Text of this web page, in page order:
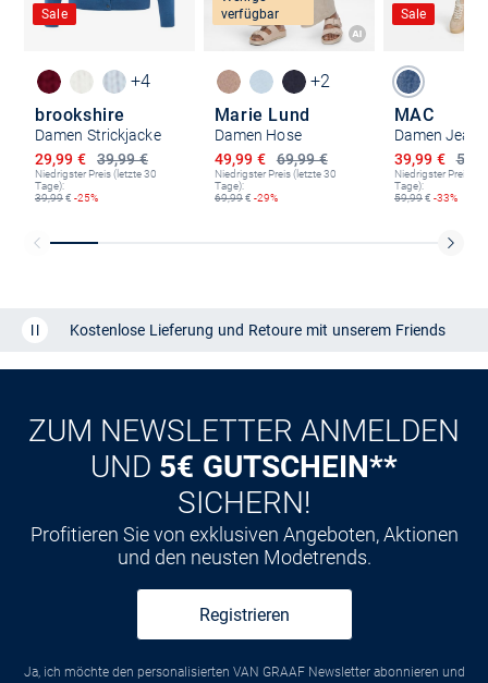
Sale
+4
brookshire
Damen Strickjacke
39,99 €
Ermäßigter Preis
29,99 €
Niedrigster Preis (letzte 30
Tage):
39,99€ -25%
verfügbar
+2
Marie Lund
Damen Hose
69,99 €
Ermäßigter Preis
49,99 €
Niedrigster Preis (letzte 30
Tage):
69,99€ -29%
Sale
MAC
Damen
Ermäßigter
39,99 €
Niedrigster Preis
Tage):
59,99€ -33%
Kostenlose Lieferung und Retoure mit unserem Friends
CLUB
Kauf aufRechnung
ZUM NEWSLETTER ANMELDEN
UND 5€ GUTSCHEIN**
SICHERN!
Profitieren Sie von exklusiven Angeboten, Aktionen
und den neusten Modetrends.
Registrieren
Ja, ich möchte den personalisierten VAN GRAAF Newsletter abonnieren und